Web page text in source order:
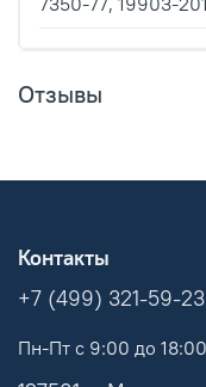
Отзывы
Контакты
+7 (499) 321-59-23
Пн-Пт с 9:00 до 18:00